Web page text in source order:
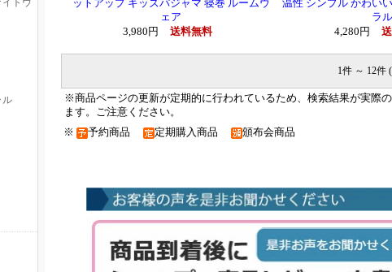
ットアップ キッズパジャマ 寝巻 ルームウ
ェア
3,980円
送料無料
温性 シンプル かわい
ラル
4,280円
1件 ～ 12件
※商品ページの更新が定期的に行われているため、検索結果が実際
ます。ご注意ください。
※ 予約商品 定期購入商品 頒布会商品